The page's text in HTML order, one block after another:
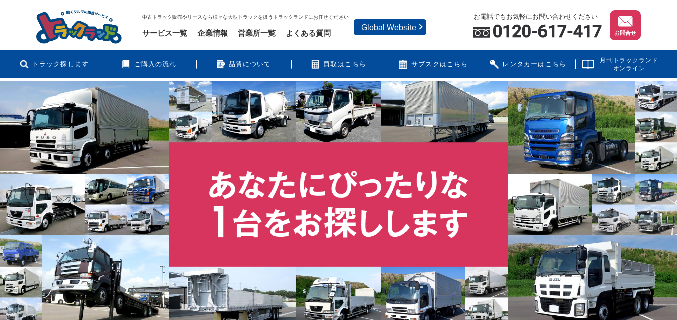
中古トラック販売やリースなら様々な大型トラックを扱うトラックランドにお任せください お電話でもお気軽にお問い合わせください
お問合せ
トラック探します ご購入の流れ 品質について 買取はこちら サブスクはこちら レンタカーはこちら
月刊トラックランド
オンライン
サービス一覧 企業情報 営業所一覧 よくある質問
Global Website